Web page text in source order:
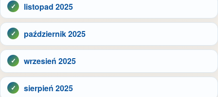
listopad 2025
październik 2025
wrzesień 2025
sierpień 2025